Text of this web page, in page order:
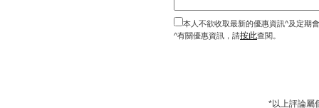
本人不欲收取最新的優惠資訊^及定期
^有關優惠資訊，請按此查閱。
*以上評論屬